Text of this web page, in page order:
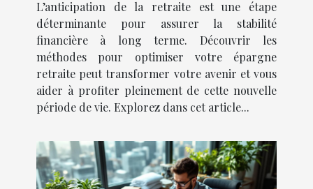
L’anticipation de la retraite est une étape
déterminante pour assurer la stabilité
financière à long terme. Découvrir les
méthodes pour optimiser votre épargne
retraite peut transformer votre avenir et vous
aider à profiter pleinement de cette nouvelle
période de vie. Explorez dans cet article...